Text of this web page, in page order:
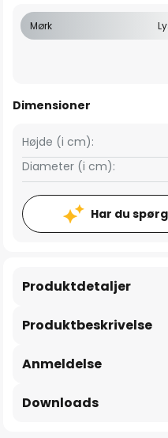
Mørk
Dimensioner
Højde (i cm):
Diameter (i cm):
Har du
Produktbeskrivelse
Produktdetaljer
Anmeldelse
Downloads